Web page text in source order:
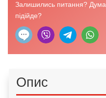
Залишились питання?
підійде?
Опис